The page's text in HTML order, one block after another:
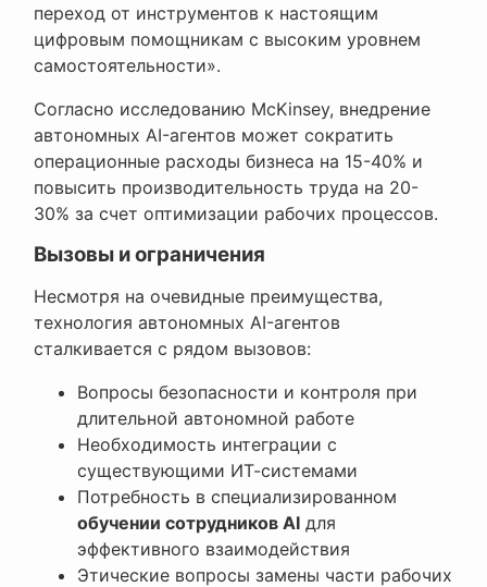
переход от инструментов к настоящим
цифровым помощникам с высоким уровнем
самостоятельности».
Согласно исследованию McKinsey, внедрение
автономных AI-агентов может сократить
операционные расходы бизнеса на 15-40% и
повысить производительность труда на 20-
30% за счет оптимизации рабочих процессов.
Вызовы и ограничения
Несмотря на очевидные преимущества,
технология автономных AI-агентов
сталкивается с рядом вызовов:
Вопросы безопасности и контроля при
длительной автономной работе
Необходимость интеграции с
существующими ИТ-системами
Потребность в специализированном
обучении сотрудников AI для
эффективного взаимодействия
Этические вопросы замены части рабочих